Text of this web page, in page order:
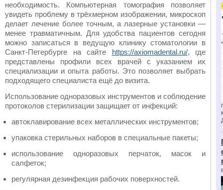
необходимость. Компьютерная томография позволяет
увидеть проблему в трёхмерном изображении, микроскоп
делает лечение более точным, а лазерные установки —
менее травматичным. Для удобства пациентов сегодня
можно записаться в ведущую клинику стоматологии в
Санкт-Петербурге на сайте https://axiomadental.ru/, где
представлены профили всех врачей с указанием их
специализации и опыта работы. Это позволяет выбрать
подходящего специалиста ещё до визита.
Использование одноразовых инструментов и соблюдение
протоколов стерилизации защищает от инфекций:
автоклавирование всех металлических инструментов;
упаковка стерильных наборов в специальные пакеты;
использование одноразовых перчаток, масок и
салфеток;
регулярная дезинфекция рабочих поверхностей.